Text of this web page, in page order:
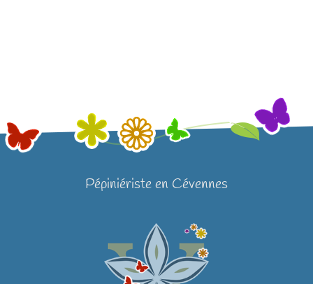
Pépiniériste en Cévennes